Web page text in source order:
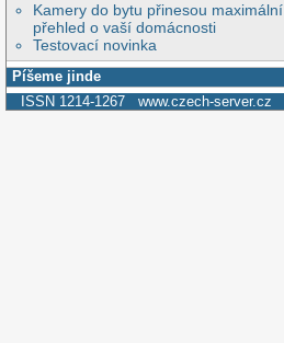
Kamery do bytu přinesou maximální
přehled o vaší domácnosti
Testovací novinka
Píšeme jinde
ISSN 1214-1267 www.czech-server.cz